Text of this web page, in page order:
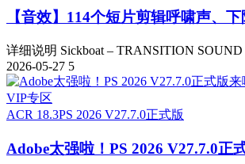
【音效】114个短片剪辑呼啸声、
详细说明 Sickboat – TRANSITION
2026-05-27 5
VIP专区
ACR 18.3PS 2026 V27.7.0正式版
Adobe太强啦！PS 2026 V27.7.0正